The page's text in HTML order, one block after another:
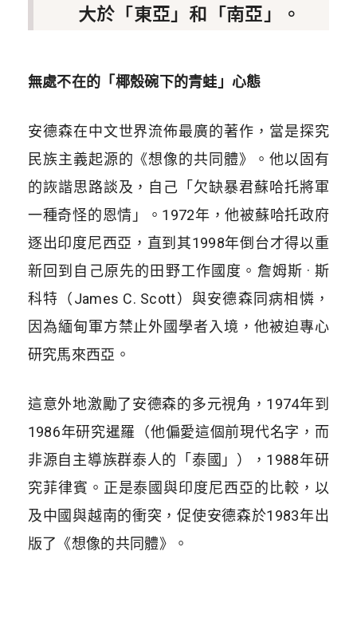
大於「東亞」和「南亞」。
無處不在的「椰殼碗下的青蛙」心態
安德森在中文世界流佈最廣的著作，當是探究
民族主義起源的《想像的共同體》。他以固有
的詼諧思路談及，自己「欠缺暴君蘇哈托將軍
一種奇怪的恩情」。1972年，他被蘇哈托政府
逐出印度尼西亞，直到其1998年倒台才得以重
新回到自己原先的田野工作國度。詹姆斯 · 斯
科特（James C. Scott）與安德森同病相憐，
因為緬甸軍方禁止外國學者入境，他被迫專心
研究馬來西亞。
這意外地激勵了安德森的多元視角，1974年到
1986年研究暹羅（他偏愛這個前現代名字，而
非源自主導族群泰人的「泰國」），1988年研
究菲律賓。正是泰國與印度尼西亞的比較，以
及中國與越南的衝突，促使安德森於1983年出
版了《想像的共同體》。